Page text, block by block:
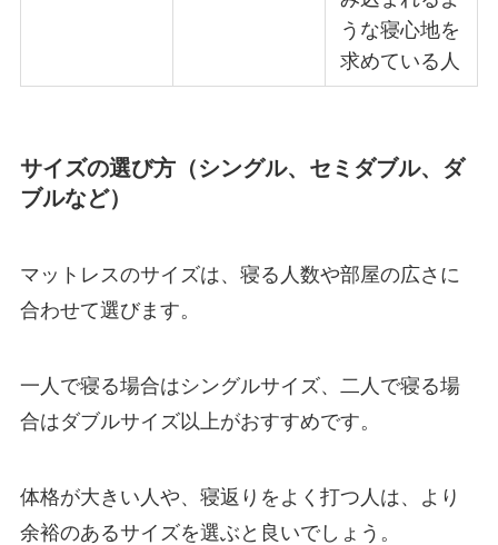
うな寝心地を
求めている人
サイズの選び方（シングル、セミダブル、ダ
ブルなど）
マットレスのサイズは、寝る人数や部屋の広さに
合わせて選びます。
一人で寝る場合はシングルサイズ、二人で寝る場
合はダブルサイズ以上がおすすめです。
体格が大きい人や、寝返りをよく打つ人は、より
余裕のあるサイズを選ぶと良いでしょう。